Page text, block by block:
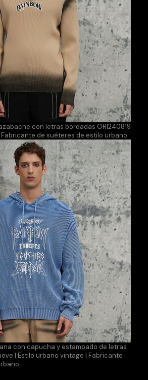
con letras bordadas ORI240819
de suéteres de estilo urbano
con capucha y estampado de letras
| Estilo urbano vintage | Fabricante